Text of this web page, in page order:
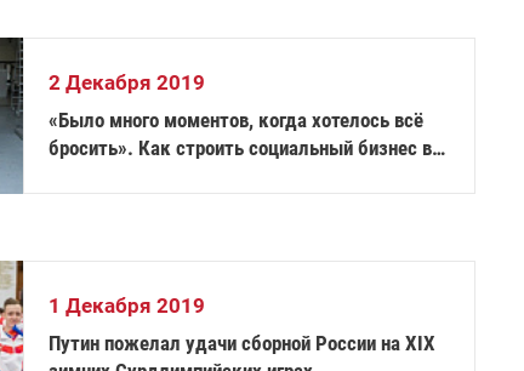
2 Декабря 2019
«Было много моментов, когда хотелось всё
бросить». Как строить социальный бизнес в
1 Декабря 2019
Путин пожелал удачи сборной России на XIX